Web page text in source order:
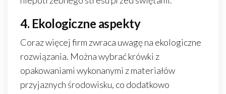
4. Ekologiczne aspekty
Coraz więcej firm zwraca uwagę na ekologiczne
rozwiązania. Można wybrać krówki z
opakowaniami wykonanymi z materiałów
przyjaznych środowisku, co dodatkowo